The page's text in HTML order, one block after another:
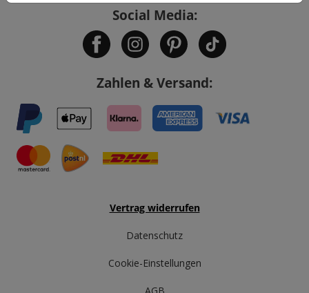
Social Media:
Zahlen & Versand:
Vertrag widerrufen
Datenschutz
Cookie-Einstellungen
AGB